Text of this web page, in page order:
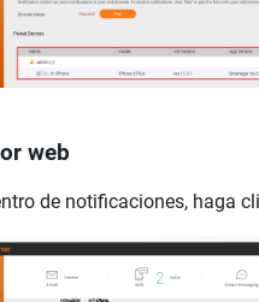
web
de notificaciones, haga